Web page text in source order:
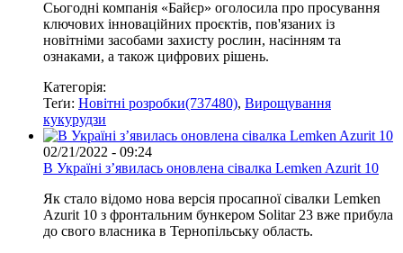
Сьогодні компанія «Байєр» оголосила про просування
ключових інноваційних проєктів, пов'язаних із
новітніми засобами захисту рослин, насінням та
ознаками, а також цифрових рішень.
Категорія:
Теґи: Новітні розробки(737480), Вирощування
кукурудзи
02/21/2022 - 09:24
В Україні з’явилась оновлена сівалка Lemken Azurit 10
Як стало відомо нова версія просапної сівалки Lemken
Azurit 10 з фронтальним бункером Solitar 23 вже прибула
до свого власника в Тернопільську область.